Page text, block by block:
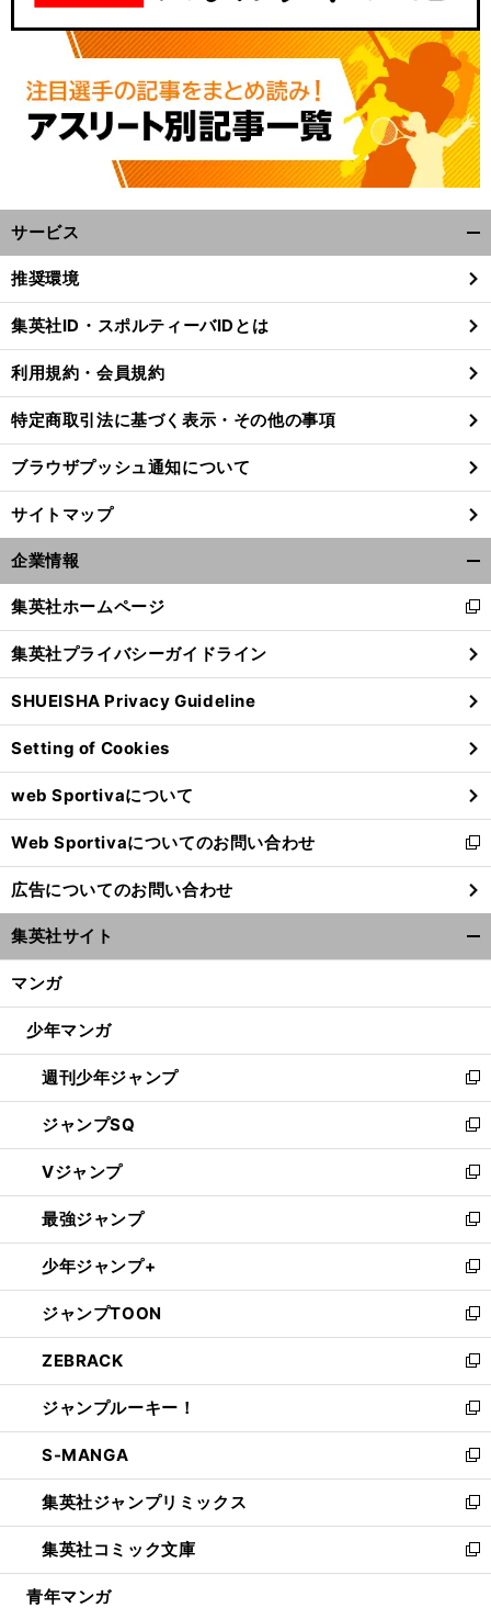
サービス
閉
る
推奨環境
集英社ID・スポルティーバIDとは
利用規約・会員規約
特定商取引法に基づく表示・その他の事項
ブラウザプッシュ通知について
サイトマップ
企業情報
閉
る
集英社ホームページ
新
し
い
ウ
ィ
ン
ド
ウ
で
開
く
集英社プライバシーガイドライン
SHUEISHA Privacy Guideline
Setting of Cookies
web Sportivaについて
Web Sportivaについてのお問い合わせ
新
し
い
ウ
ィ
ン
ウ
開
く
広告についてのお問い合わせ
集英社サイト
マンガ
少年マンガ
週刊少年ジャンプ
新
し
い
ウ
ィ
ン
ド
ウ
で
開
く
ジャンプSQ
新
し
い
ウ
ィ
ン
ド
ウ
で
開
く
Vジャンプ
新
し
い
ウ
ィ
ン
ド
ウ
で
開
く
最強ジャンプ
新
し
い
ウ
ィ
ン
ド
ウ
で
開
く
少年ジャンプ+
新
し
い
ウ
ィ
ン
ド
ウ
で
開
く
ジャンプTOON
新
し
い
ウ
ィ
ン
ド
ウ
で
開
く
ZEBRACK
新
し
い
ウ
ィ
ン
ド
ウ
で
開
ジャンプルーキー！
新
し
い
ウ
ィ
ン
ド
ウ
S-MANGA
新
し
い
ウ
ィ
ン
集英社ジャンプリミックス
新
し
い
ウ
集英社コミック文庫
新
し
青年マンガ